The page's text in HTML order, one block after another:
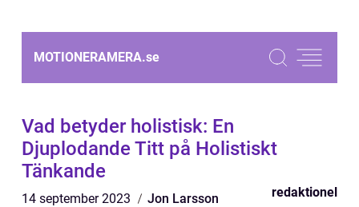
MOTIONERAMERA.se
Vad betyder holistisk: En
Djuplodande Titt på Holistiskt
Tänkande
14 september 2023 Jon Larsson redaktionel